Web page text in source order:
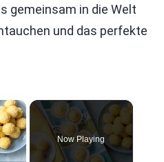
gemeinsam in die Welt
und das perfekte
×
Now Playing